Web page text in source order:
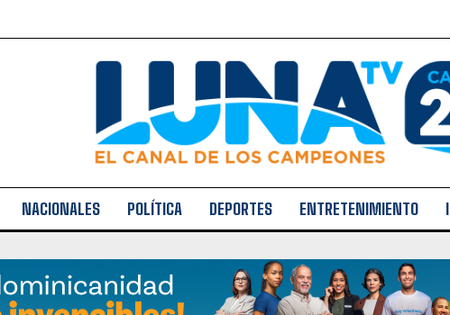
NACIONALES POLÍTICA DEPORTES ENTRETENIMIENTO